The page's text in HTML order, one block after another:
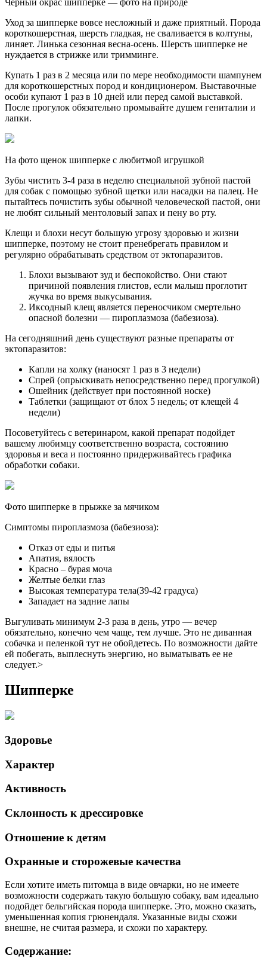
Черный окрас шипперке — фото на природе
Уход за шипперке вовсе несложный и даже приятный. Порода
короткошерстная, шерсть гладкая, не сваливается в колтуны,
линяет. Линька сезонная весна-осень. Шерсть шипперке не
нуждается в стрижке или тримминге.
Купать 1 раз в 2 месяца или по мере необходимости шампунем
для короткошерстных пород и кондиционером. Выставочные
особи купают 1 раз в 10 дней или перед самой выставкой.
После прогулок обязательно промывайте душем гениталии и
лапки.
На фото щенок шипперке с любитмой игрушкой
Зубы чистить 3-4 раза в неделю специальной зубной пастой
для собак с помощью зубной щетки или насадки на палец. Не
пытайтесь почистить зубы обычной человеческой пастой, они
не любят сильный ментоловый запах и пену во рту.
Клещи и блохи несут большую угрозу здоровью и жизни
шипперке, поэтому не стоит пренебрегать правилом и
регулярно обрабатывать средством от эктопаразитов.
Блохи вызывают зуд и беспокойство. Они стают
причиной появления глистов, если малыш проглотит
жучка во время выкусывания.
Иксодный клещ является переносчиком смертельно
опасной болезни — пироплазмоза (бабезиоза).
На сегодняшний день существуют разные препараты от
эктопаразитов:
Капли на холку (наносят 1 раз в 3 недели)
Спрей (опрыскивать непосредственно перед прогулкой)
Ошейник (действует при постоянной носке)
Таблетки (защищают от блох 5 недель; от клещей 4
недели)
Посоветуйтесь с ветеринаром, какой препарат подойдет
вашему любимцу соответственно возраста, состоянию
здоровья и веса и постоянно придерживайтесь графика
обработки собаки.
Фото шипперке в прыжке за мячиком
Симптомы пироплазмоза (бабезиоза):
Отказ от еды и питья
Апатия, вялость
Красно – бурая моча
Желтые белки глаз
Высокая температура тела(39-42 градуса)
Западает на задние лапы
Выгуливать минимум 2-3 раза в день, утро — вечер
обязательно, конечно чем чаще, тем лучше. Это не диванная
собачка и пеленкой тут не обойдетесь. По возможности дайте
ей побегать, выплеснуть энергию, но выматывать ее не
следует.>
Шипперке
Здоровье
Характер
Активность
Склонность к дрессировке
Отношение к детям
Охранные и сторожевые качества
Если хотите иметь питомца в виде овчарки, но не имеете
возможности содержать такую большую собаку, вам идеально
подойдет бельгийская порода шипперке. Это, можно сказать,
уменьшенная копия грюнендаля. Указанные виды схожи
внешне, не считая размера, и схожи по характеру.
Содержание: